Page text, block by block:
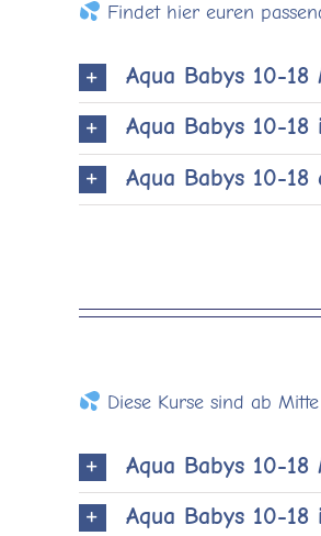
Findet hier euren
Aqua Babys 10-
Aqua Babys 10-
Aqua Babys 10-
Diese Kurse sind ab
Aqua Babys 10-
Aqua Babys 10-